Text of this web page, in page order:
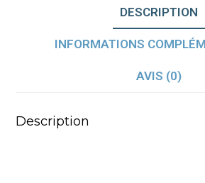
DESCRIPTION
INFORMATIONS
AVIS (0)
Description